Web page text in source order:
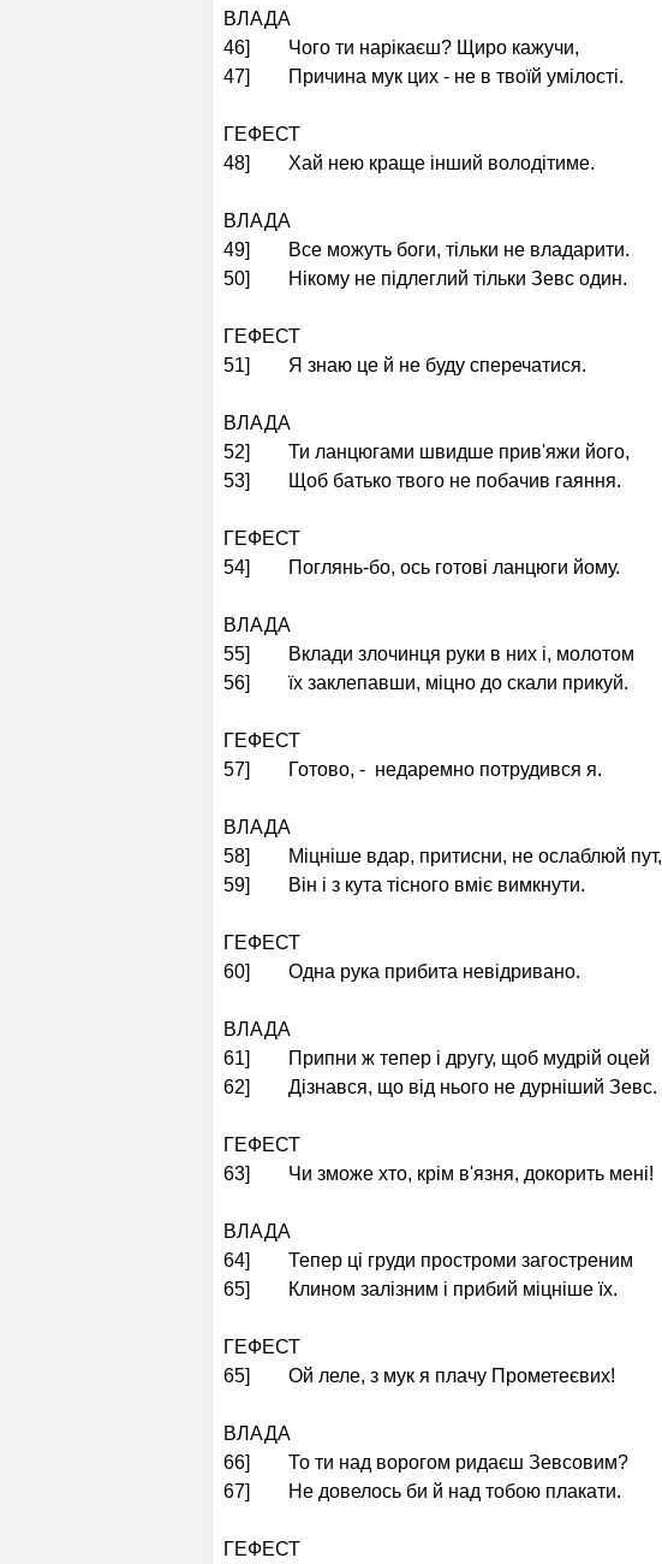
ВЛАДА
46] Чого ти нарікаєш? Щиро кажучи,
47] Причина мук цих - не в твоїй умілості.
ГЕФЕСТ
48] Хай нею краще інший володітиме.
ВЛАДА
49] Все можуть боги, тільки не владарити.
50] Нікому не підлеглий тільки Зевс один.
ГЕФЕСТ
51] Я знаю це й не буду сперечатися.
ВЛАДА
52] Ти ланцюгами швидше прив'яжи його,
53] Щоб батько твого не побачив гаяння.
ГЕФЕСТ
54] Поглянь-бо, ось готові ланцюги йому.
ВЛАДА
55] Вклади злочинця руки в них і, молотом
56] їх заклепавши, міцно до скали прикуй.
ГЕФЕСТ
57] Готово, - недаремно потрудився я.
ВЛАДА
58] Міцніше вдар, притисни, не ослаблюй пут,
59] Він і з кута тісного вміє вимкнути.
ГЕФЕСТ
60] Одна рука прибита невідривано.
ВЛАДА
61] Припни ж тепер і другу, щоб мудрій оцей
62] Дізнався, що від нього не дурніший Зевс.
ГЕФЕСТ
63] Чи зможе хто, крім в'язня, докорить мені!
ВЛАДА
64] Тепер ці груди простроми загостреним
65] Клином залізним і прибий міцніше їх.
ГЕФЕСТ
65] Ой леле, з мук я плачу Прометеєвих!
ВЛАДА
66] То ти над ворогом ридаєш Зевсовим?
67] Не довелось би й над тобою плакати.
ГЕФЕСТ